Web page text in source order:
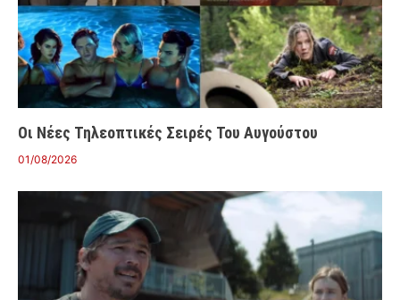
Οι Νέες Τηλεοπτικές Σειρές Του Αυγούστου
01/08/2026